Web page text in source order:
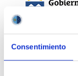
Consentimiento